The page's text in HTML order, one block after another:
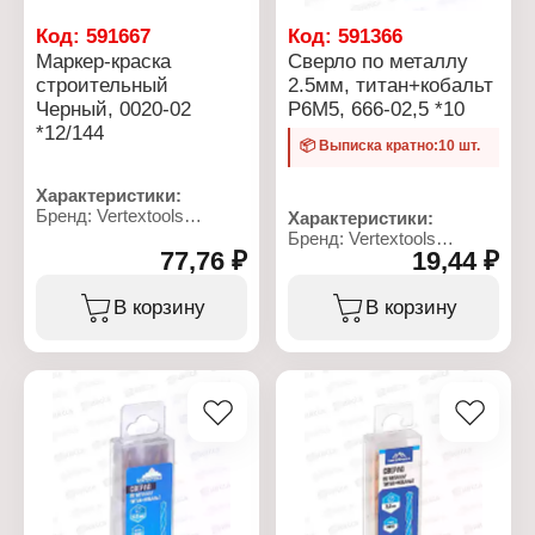
Код: 591667
Маркер-краска
строительный
Черный, 0020-02
*12/144
Характеристики:
Бренд: Vertextools
Тип товара: Маркер
Вариация: краска
Назначение:
строительный
Диаметр пишущего узла:
Длина корпуса: 144 мм
Диаметр корпуса: 19 мм
Материал корпуса:
алюминий
Основа чернил: нитро-
77,76 ₽
В корзину
Код:591366
Сверло по металлу
2.5мм, титан+кобальт
Р6М5, 666-02,5 *10
📦 Выписка кратно:10 шт.
Характеристики:
Бренд: Vertextools
Артикул: 666-02,5
Тип товара: Сверло
Назначение: по металлу
Диаметр: 2,5 мм
Рабочая длина: 40 мм
Форма хвостовика:
цилиндрический
Угол заточки: 118
19,44 ₽
В корзину